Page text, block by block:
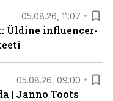
05.08.26, 11:07
Üldine influencer-
05.08.26, 09:00
| Janno Toots